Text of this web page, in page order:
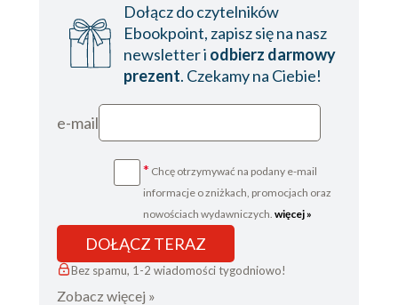
Dołącz do czytelników
Ebookpoint, zapisz się na nasz
newsletter i odbierz darmowy
prezent. Czekamy na Ciebie!
e-mail
* Chcę otrzymywać na podany e-mail
informacje o zniżkach, promocjach oraz
nowościach wydawniczych. więcej »
DOŁĄCZ TERAZ
Bez spamu, 1-2 wiadomości tygodniowo!
Zobacz więcej »